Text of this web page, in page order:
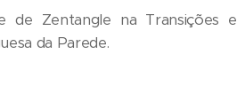
de Zentangle na Transições e
da Parede.